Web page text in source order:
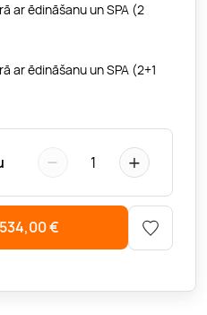
ar ēdināšanu un SPA (2
ar ēdināšanu un SPA (2+1
− 1 +
534,00€